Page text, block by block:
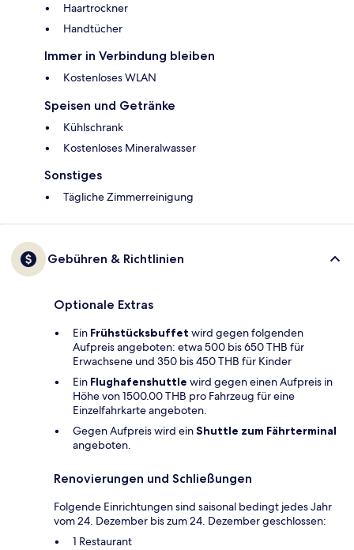
Haartrockner
Handtücher
Immer in Verbindung bleiben
Kostenloses WLAN
Speisen und Getränke
Kühlschrank
Kostenloses Mineralwasser
Sonstiges
Tägliche Zimmerreinigung
Gebühren & Richtlinien
Optionale Extras
Ein Frühstücksbuffet wird gegen folgenden
Aufpreis angeboten: etwa 500 bis 650 THB für
Erwachsene und 350 bis 450 THB für Kinder
Ein Flughafenshuttle wird gegen einen Aufpreis in
Höhe von 1500.00 THB pro Fahrzeug für eine
Einzelfahrkarte angeboten.
Gegen Aufpreis wird einShuttle zum Fährterminal
angeboten.
Renovierungen und Schließungen
Folgende Einrichtungen sind saisonal bedingt jedes Jahr
vom 24. Dezember bis zum 24. Dezember geschlossen:
1 Restaurant